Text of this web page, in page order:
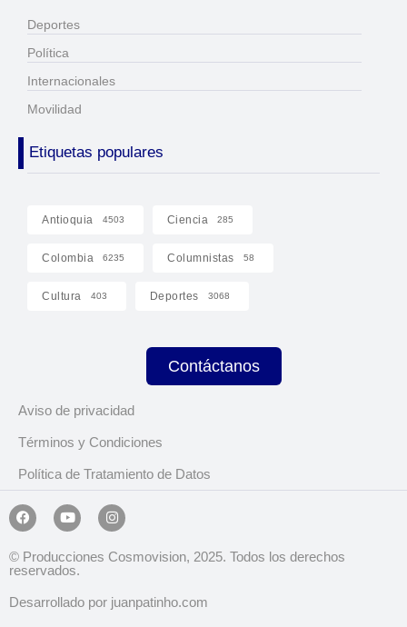
Deportes
Política
Internacionales
Movilidad
Etiquetas populares
Antioquia 4503 Ciencia 285
Colombia 6235 Columnistas 58
Cultura 403 Deportes 3068
Contáctanos
Aviso de privacidad
Términos y Condiciones
Política de Tratamiento de Datos
© Producciones Cosmovision, 2025. Todos los derechos
reservados.
Desarrollado por juanpatinho.com